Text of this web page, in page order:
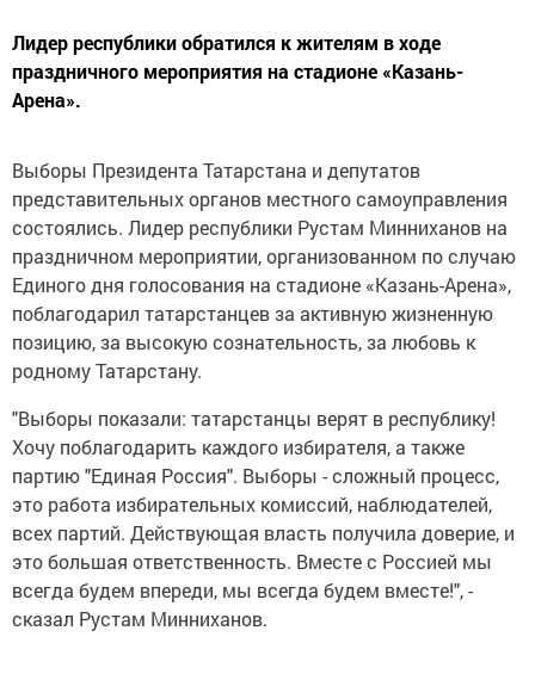
Лидер республики обратился к жителям в ходе
праздничного мероприятия на стадионе «Казань-
Арена».
Выборы Президента Татарстана и депутатов
представительных органов местного самоуправления
состоялись. Лидер республики Рустам Минниханов на
праздничном мероприятии, организованном по случаю
Единого дня голосования на стадионе «Казань-Арена»,
поблагодарил татарстанцев за активную жизненную
позицию, за высокую сознательность, за любовь к
родному Татарстану.
"Выборы показали: татарстанцы верят в республику!
Хочу поблагодарить каждого избирателя, а также
партию "Единая Россия". Выборы - сложный процесс,
это работа избирательных комиссий, наблюдателей,
всех партий. Действующая власть получила доверие, и
это большая ответственность. Вместе с Россией мы
всегда будем впереди, мы всегда будем вместе!", -
сказал Рустам Минниханов.